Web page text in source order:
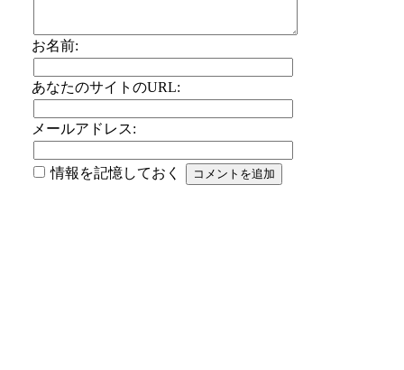
お名前:
あなたのサイトのURL:
メールアドレス:
情報を記憶しておく